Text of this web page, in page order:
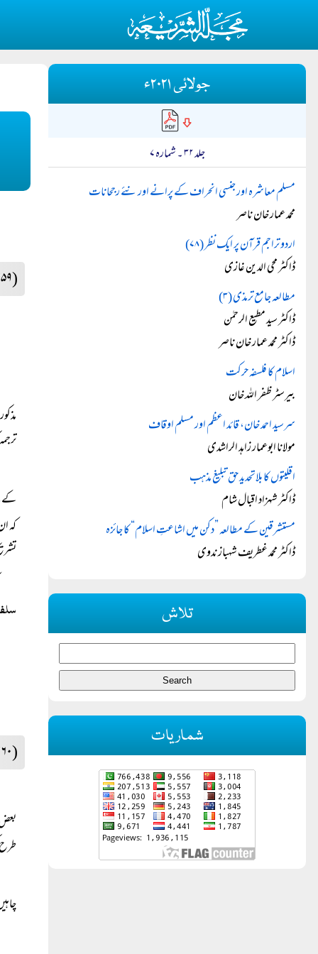
(۲۵۹)
کے
کہ
(۲۶۰)
جولائی ۲۰۲۱ء
جلد ۳۲ ۔ شمارہ ۷
مسلم معاشرہ اور جنسی انحراف کے پرانے اور نئے رجحانات
محمد عمار خان ناصر
اردو تراجم قرآن پر ایک نظر (۷۸)
ڈاکٹر محی الدین غازی
مطالعہ جامع ترمذی (۳)
ڈاکٹر سید مطیع الرحمٰن
ڈاکٹر محمد عمار خان ناصر
اسلام کا فلسفہ حرکت
بیرسٹر ظفر اللہ خان
سرسید احمد خان، قائد اعظم اور مسلم اوقاف
مولانا ابوعمار زاہد الراشدی
اقلیتوں کا بلاتحدید حق تبلیغ مذہب
ڈاکٹر شہزاد اقبال شام
مستشرقین کے مطالعہ ”دکن میں اشاعتِ اسلام“ کا جائزہ
ڈاکٹر محمد غطریف شہباز ندوی
تلاش
شماریات